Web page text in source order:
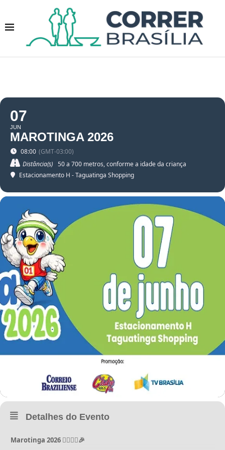
07
JUN
MAROTINGA 2026
08:00 (GMT-03:00)
Distância(s) 50 a 700 metros, conforme a idade da criança
Estacionamento H - Taguatinga Shopping
Detalhes do Evento
Marotinga 2026 🏃‍♀️🏃‍♂️🎉